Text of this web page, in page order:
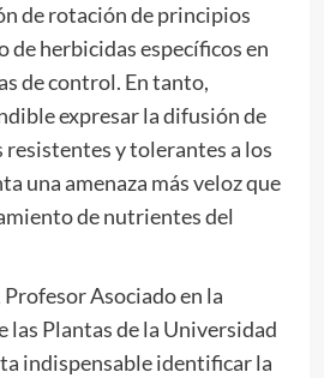
de rotación de principios
de herbicidas específicos en
de control. En tanto,
expresar la difusión de
resistentes y tolerantes a los
una amenaza más veloz que
de nutrientes del
Asociado en la
las Plantas de la Universidad
indispensable identificar la